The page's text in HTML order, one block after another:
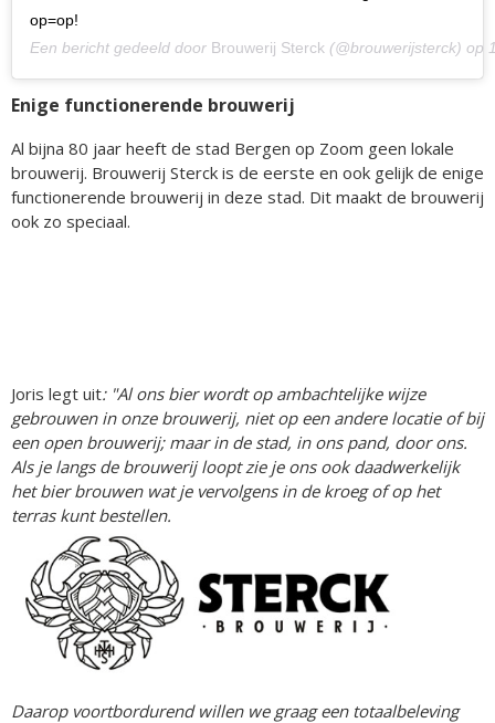
op=op!
Een bericht gedeeld door Brouwerij Sterck (@brouwerijsterck) op
Enige functionerende brouwerij
Al bijna 80 jaar heeft de stad Bergen op Zoom geen lokale
brouwerij. Brouwerij Sterck is de eerste en ook gelijk de enige
functionerende brouwerij in deze stad. Dit maakt de brouwerij
ook zo speciaal.
Joris legt uit: "Al ons bier wordt op ambachtelijke wijze
gebrouwen in onze brouwerij, niet op een andere locatie of bij
een open brouwerij; maar in de stad, in ons pand, door ons.
Als je langs de brouwerij loopt zie je ons ook daadwerkelijk
het bier brouwen wat je vervolgens in de kroeg of op het
terras kunt bestellen.
Daarop voortbordurend willen we graag een totaalbeleving